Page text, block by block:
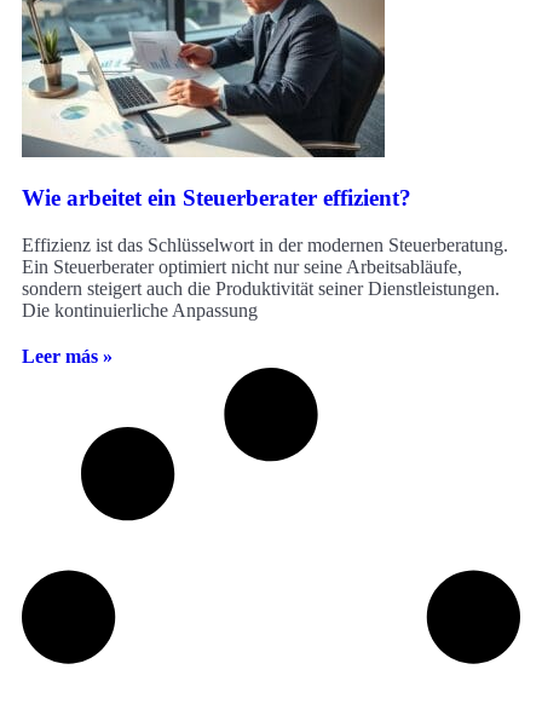
Wie arbeitet ein Steuerberater effizient?
Effizienz ist das Schlüsselwort in der modernen Steuerberatung.
Ein Steuerberater optimiert nicht nur seine Arbeitsabläufe,
sondern steigert auch die Produktivität seiner Dienstleistungen.
Die kontinuierliche Anpassung
Leer más »